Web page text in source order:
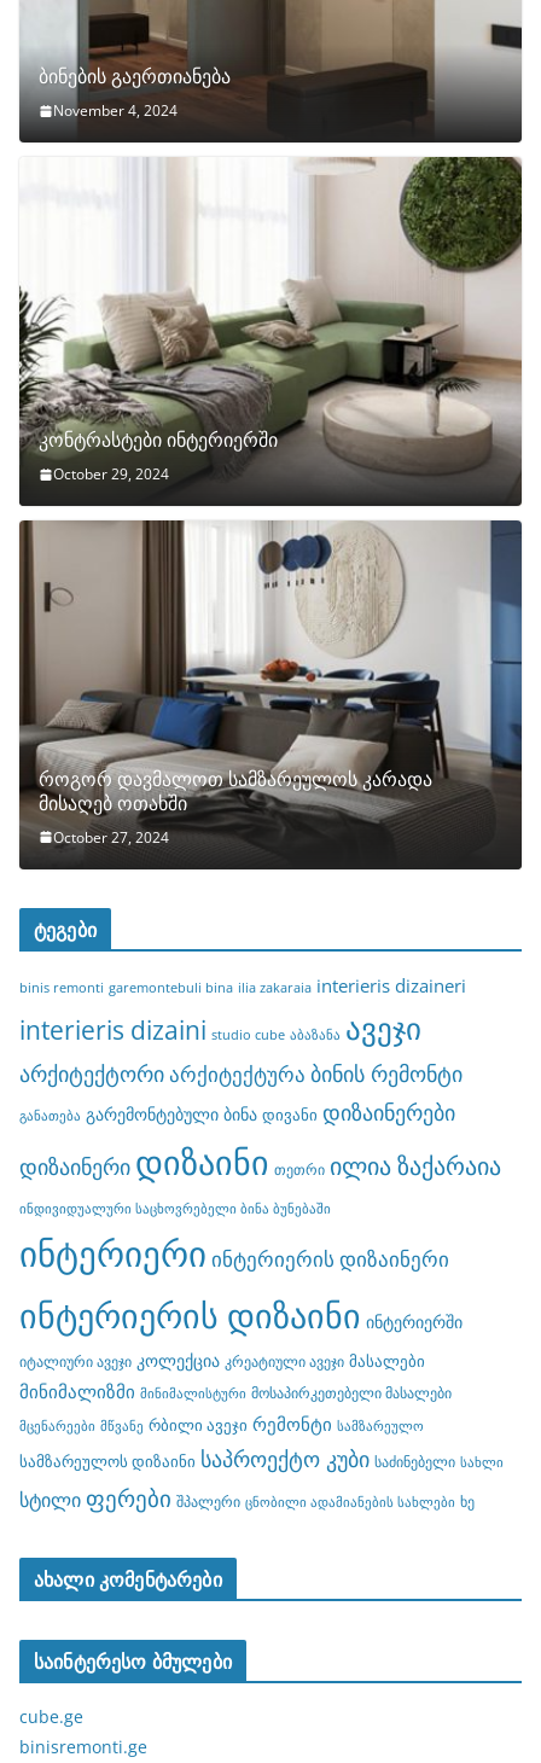
ბინების გაერთიანება
November 4, 2024
კონტრასტები ინტერიერში
October 29, 2024
როგორ დავმალოთ სამზარეულოს კარადა
მისაღებ ოთახში
October 27, 2024
ტეგები
binis remonti garemontebuli bina ilia zakaraia interieris dizaineri
interieris dizaini studio cube აბაზანა ავეჯი
არქიტექტორიარქიტექტურა ბინის რემონტი
განათება გარემონტებული ბინა დივანი დიზაინერები
დიზაინერი დიზაინი თეთრი ილია ზაქარაია
ინდივიდუალური საცხოვრებელი ბინა ბუნებაში
ინტერიერი ინტერიერის დიზაინერი
ინტერიერის დიზაინი ინტერიერში
იტალიური ავეჯი კოლექცია კრეატიული ავეჯი მასალები
მინიმალიზმი მინიმალისტური მოსაპირკეთებელი მასალები
მცენარეები მწვანე რბილი ავეჯი რემონტი სამზარეულო
სამზარეულოს დიზაინი საპროექტო კუბი საძინებელი სახლი
სტილი ფერები შპალერი ცნობილი ადამიანების სახლები ხე
ახალი კომენტარები
საინტერესო ბმულები
cube.ge
binisremonti.ge